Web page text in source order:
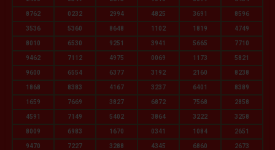
8762 0232 2994 4825 3691 8596
3536 5360 8648 1102 1819 4749
8010 6530 9251 3941 5665 7710
9462 7112 4975 0069 1173 5821
9600 6554 6377 3192 2160 8238
1868 8383 4167 3237 6401 8389
1659 7669 3827 6872 7568 2858
4591 7149 5402 3864 3222 3258
8009 6983 1670 0341 1084 2651
9470 7227 3288 4345 6860 2673